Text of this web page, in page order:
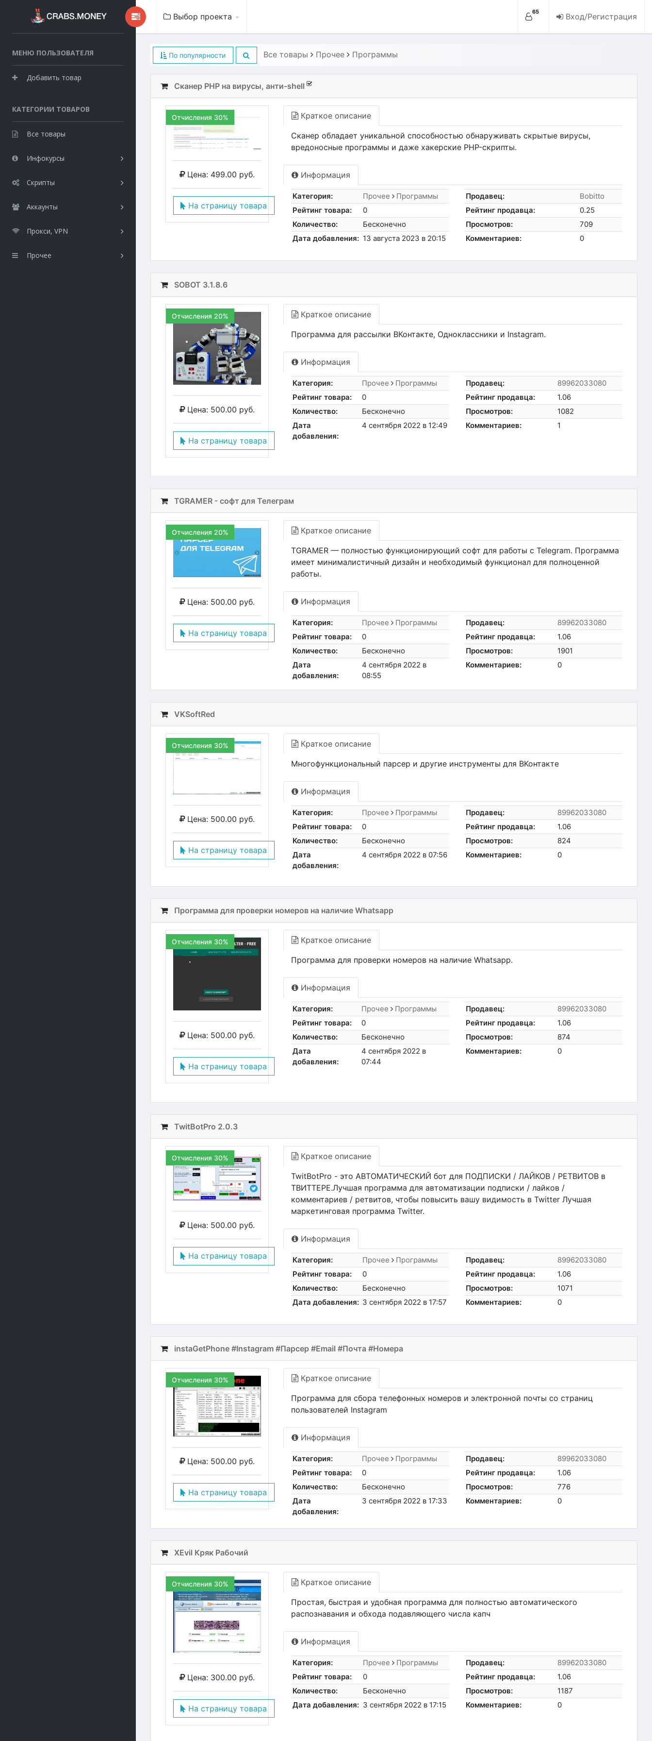
МЕНЮ ПОЛЬЗОВАТЕЛЯ
Добавить товар
КАТЕГОРИИ ТОВАРОВ
Все товары
Инфокурсы
Скрипты
Аккаунты
Прокси, VPN
Прочее
Выбор проекта 65 Вход/Регистрация
По популярности Все товары Прочее Программы
Сканер PHP на вирусы, анти-shell
Отчисления 30%
Цена: 499.00 руб.
На страницу товара
Краткое описание
Сканер обладает уникальной способностью обнаруживать скрытые вирусы,
вредоносные программы и даже хакерские PHP-скрипты.
Информация
Категория: Прочее
Программы
Рейтинг товара:
0
Количество:
Бесконечно
Дата добавления: 13 августа 2023 в 20:15
Продавец:
Bobitto
Рейтинг продавца:
0.25
Просмотров:
709
Комментариев:
0
SOBOT 3.1.8.6
Отчисления 20%
Цена: 500.00 руб.
На страницу товара
Краткое описание
Программа для рассылки ВКонтакте, Одноклассники и Instagram.
Информация
Категория: Прочее
Программы
Рейтинг товара:
0
Количество:
Бесконечно
Дата
добавления:
4 сентября 2022 в 12:49
Продавец:
89962033080
Рейтинг продавца:
1.06
Просмотров:
1082
Комментариев:
1
TGRAMER - софт для Телеграм
Отчисления 20%
Цена: 500.00 руб.
На страницу товара
Краткое описание
TGRAMER — полностью функционирующий софт для работы с Telegram. Программа
имеет минималистичный дизайн и необходимый функционал для полноценной
работы.
Информация
Категория: Прочее
Программы
Рейтинг товара:
0
Количество:
Бесконечно
Дата
добавления:
4 сентября 2022 в
08:55
Продавец:
89962033080
Рейтинг продавца:
1.06
Просмотров:
1901
Комментариев:
0
VKSoftRed
Отчисления 30%
Цена: 500.00 руб.
На страницу товара
Краткое описание
Многофункциональный парсер и другие инструменты для ВКонтакте
Информация
Категория: Прочее
Программы
Рейтинг товара:
0
Количество:
Бесконечно
Дата
добавления:
4 сентября 2022 в 07:56
Продавец:
89962033080
Рейтинг продавца:
1.06
Просмотров:
824
Комментариев:
0
Программа для проверки номеров на наличие Whatsapp
Отчисления 30%
Цена: 500.00 руб.
На страницу товара
Краткое описание
Программа для проверки номеров на наличие Whatsapp.
Информация
Категория: Прочее
Программы
Рейтинг товара:
0
Количество:
Бесконечно
Дата
добавления:
4 сентября 2022 в
07:44
Продавец:
89962033080
Рейтинг продавца:
1.06
Просмотров:
874
Комментариев:
0
TwitBotPro 2.0.3
Отчисления 30%
Цена: 500.00 руб.
На страницу товара
Краткое описание
TwitBotPro - это АВТОМАТИЧЕСКИЙ бот для ПОДПИСКИ / ЛАЙКОВ / РЕТВИТОВ в
ТВИТТЕРЕ.Лучшая программа для автоматизации подписки / лайков /
комментариев / ретвитов, чтобы повысить вашу видимость в Twitter Лучшая
маркетинговая программа Twitter.
Информация
Категория: Прочее
Программы
Рейтинг товара:
0
Количество:
Бесконечно
Дата добавления: 3 сентября 2022 в 17:57
Продавец:
89962033080
Рейтинг продавца:
1.06
Просмотров:
1071
Комментариев:
0
instaGetPhone #Instagram #Парсер #Email #Почта #Номера
Отчисления 30%
Цена: 500.00 руб.
На страницу товара
Краткое описание
Программа для сбора телефонных номеров и электронной почты со страниц
пользователей Instagram
Информация
Категория: Прочее
Программы
Рейтинг товара:
0
Количество:
Бесконечно
Дата
добавления:
3 сентября 2022 в 17:33
Продавец:
89962033080
Рейтинг продавца:
1.06
Просмотров:
776
Комментариев:
0
XEvil Кряк Рабочий
Отчисления 30%
Цена: 300.00 руб.
На страницу товара
Краткое описание
Простая, быстрая и удобная программа для полностью автоматического
распознавания и обхода подавляющего числа капч
Информация
Категория: Прочее
Программы
Рейтинг товара:
0
Количество:
Бесконечно
Дата добавления: 3 сентября 2022 в 17:15
Продавец:
89962033080
Рейтинг продавца:
1.06
Просмотров:
1187
Комментариев:
0